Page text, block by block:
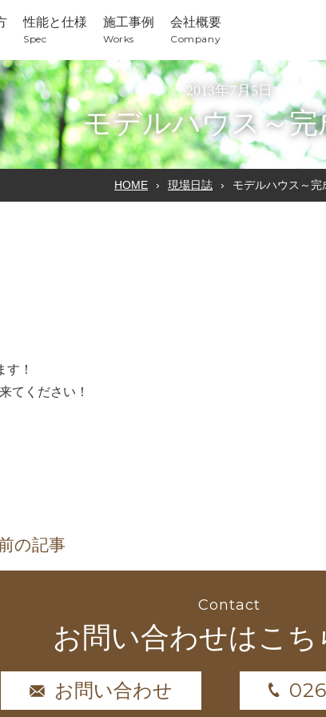
性能と仕様
Spec
施工事例
Works
会社概要
Company
2013年7月5日
モデルハウス～完
HOME 現場日誌 モデルハウス～完
す！
てください！
の記事
Contact
お問い合わせはこち
お問い合わせ